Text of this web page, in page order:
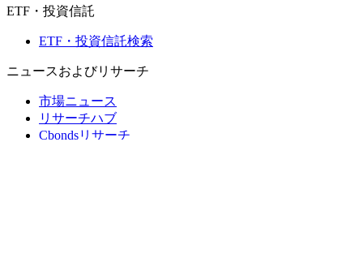
ETF・投資信託
ETF・投資信託検索
ニュースおよびリサーチ
市場ニュース
リサーチハブ
Cbondsリサーチ